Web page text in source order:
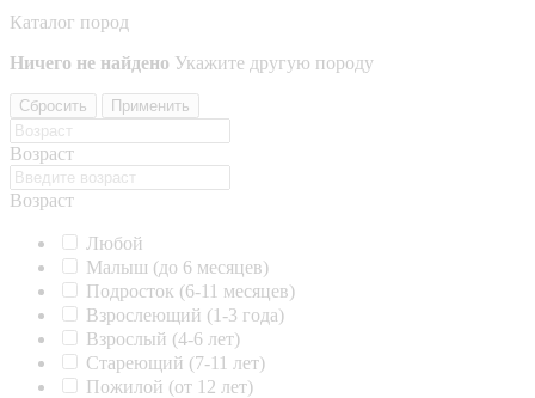
Каталог пород
Ничего не найдено Укажите другую породу
Сбросить Применить
Возраст
Возраст
Любой
Малыш (до 6 месяцев)
Подросток (6-11 месяцев)
Взрослеющий (1-3 года)
Взрослый (4-6 лет)
Стареющий (7-11 лет)
Пожилой (от 12 лет)